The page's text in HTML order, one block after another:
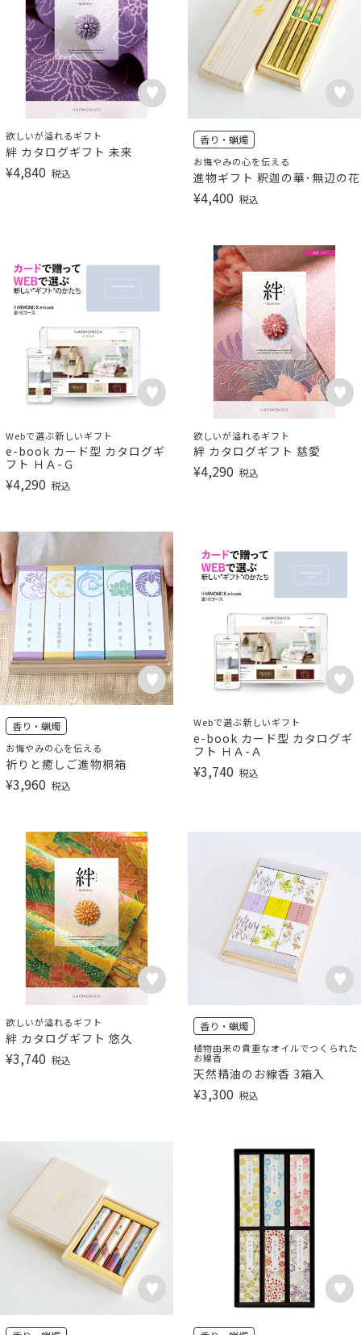
欲しいが溢れるギフト
絆 カタログギフト 未来
¥4,840 税込
香り・蝋燭
お悔やみの心を伝える
進物ギフト 釈迦の華･無辺の花
¥4,400 税込
Webで選ぶ新しいギフト
e-book カード型 カタログギ
フト ＨＡ-Ｇ
¥4,290 税込
欲しいが溢れるギフト
絆 カタログギフト 慈愛
¥4,290 税込
香り・蝋燭
お悔やみの心を伝える
祈りと癒しご進物桐箱
¥3,960 税込
Webで選ぶ新しいギフト
e-book カード型 カタログギ
フト ＨＡ-Ａ
¥3,740 税込
欲しいが溢れるギフト
絆 カタログギフト 悠久
¥3,740 税込
香り・蝋燭
植物由来の貴重なオイルでつくられた
お線香
天然精油のお線香 3箱入
¥3,300 税込